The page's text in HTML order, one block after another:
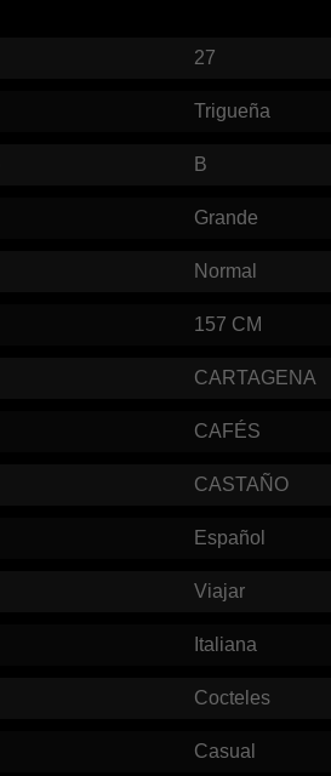
27
Trigueña
B
Grande
Normal
157 CM
CARTAGENA
CAFÉS
CASTAÑO
Español
Viajar
Italiana
Cocteles
Casual